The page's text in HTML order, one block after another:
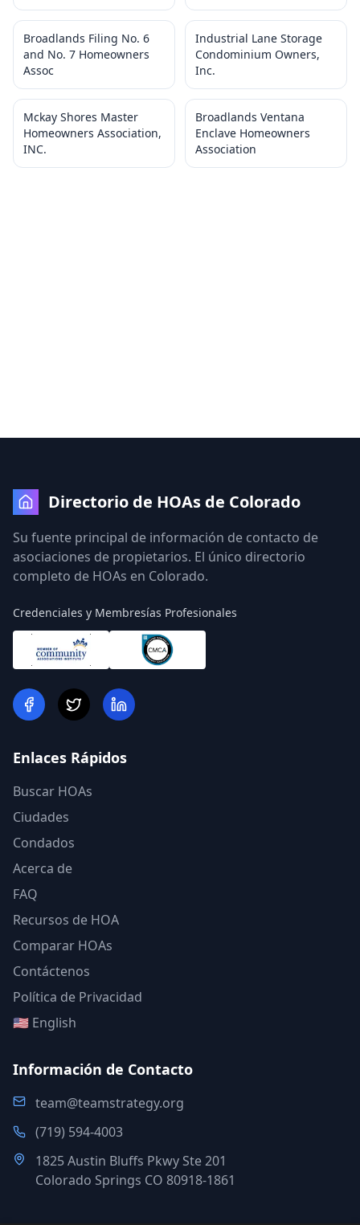
Broadlands Filing No. 6
and No. 7 Homeowners
Assoc
Industrial Lane Storage
Condominium Owners,
Inc.
Mckay Shores Master
Homeowners Association,
INC.
Broadlands Ventana
Enclave Homeowners
Association
Directorio de HOAs de Colorado
Su fuente principal de información de contacto de
asociaciones de propietarios. El único directorio
completo de HOAs en Colorado.
Credenciales y Membresías Profesionales
Enlaces Rápidos
Buscar HOAs
Ciudades
Condados
Acerca de
FAQ
Recursos de HOA
Comparar HOAs
Contáctenos
Política de Privacidad
🇺🇸 English
Información de Contacto
team@teamstrategy.org
(719) 594-4003
1825 Austin Bluffs Pkwy Ste 201
Colorado Springs CO 80918-1861